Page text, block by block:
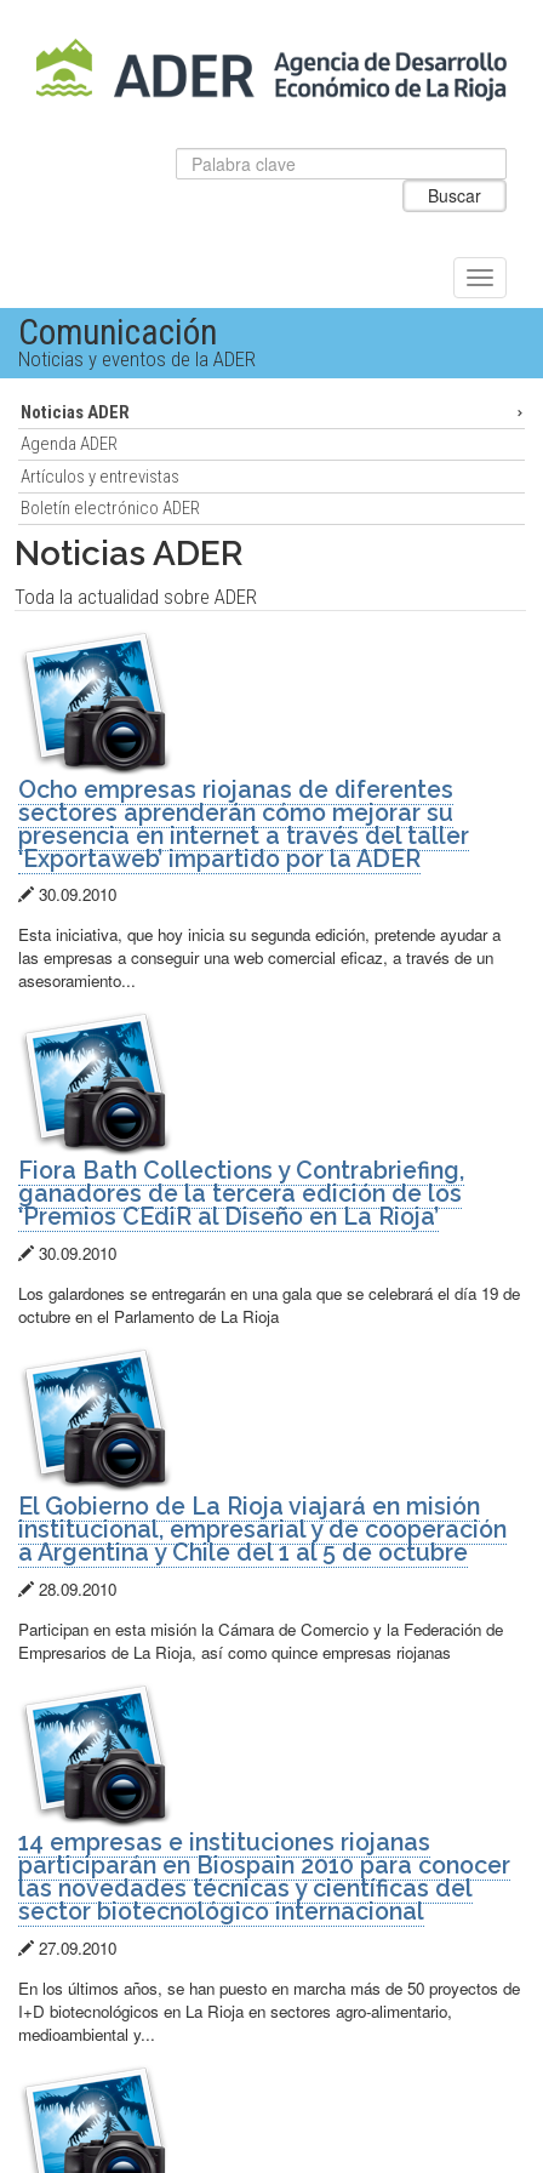
Salto
al
contenido
Datos
para
Introduzca
el
Buscar
Alternar
Comunicación
Noticias y eventos de la ADER
Noticias ADER
Agenda ADER
Artículos y entrevistas
Boletín electrónico ADER
Noticias ADER
Toda la actualidad sobre ADER
Ocho empresas riojanas de diferentes
sectores aprenderán cómo mejorar su
presencia en internet a través del taller
‘Exportaweb’ impartido por la ADER
Fecha
de
publicación:
30.09.2010
Esta iniciativa, que hoy inicia su segunda edición, pretende ayudar a
las empresas a conseguir una web comercial eficaz, a través de un
asesoramiento...
Fiora Bath Collections y Contrabriefing,
ganadores de la tercera edición de los
‘Premios CEdiR al Diseño en La Rioja’
Fecha
publicación:
30.09.2010
Los galardones se entregarán en una gala que se celebrará el día 19 de
octubre en el Parlamento de La Rioja
El Gobierno de La Rioja viajará en misión
institucional, empresarial y de cooperación
a Argentina y Chile del 1 al 5 de octubre
Fecha
de
publicación:
28.09.2010
Participan en esta misión la Cámara de Comercio y la Federación de
Empresarios de La Rioja, así como quince empresas riojanas
14 empresas e instituciones riojanas
participarán en Biospain 2010 para conocer
las novedades técnicas y científicas del
sector biotecnológico internacional
Fecha
de
publicación:
27.09.2010
En los últimos años, se han puesto en marcha más de 50 proyectos de
I+D biotecnológicos en La Rioja en sectores agro-alimentario,
medioambiental y...